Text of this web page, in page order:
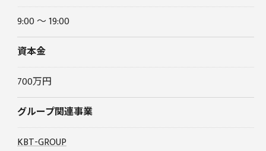
9:00 ～ 19:00
資本金
700万円
グループ関連事業
KBT-GROUP